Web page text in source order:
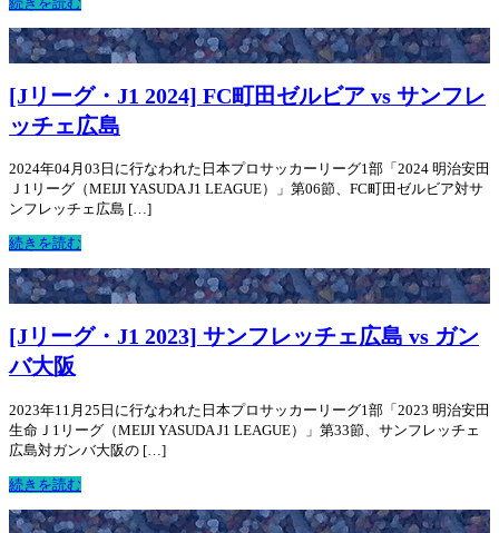
[Jリーグ・J1 2024] FC町田ゼルビア vs サンフレ
ッチェ広島
2024年04月03日に行なわれた日本プロサッカーリーグ1部「2024 明治安田
Ｊ1リーグ（MEIJI YASUDA J1 LEAGUE）」第06節、FC町田ゼルビア対サ
ンフレッチェ広島 […]
続きを読む
[Jリーグ・J1 2023] サンフレッチェ広島 vs ガン
バ大阪
2023年11月25日に行なわれた日本プロサッカーリーグ1部「2023 明治安田
生命Ｊ1リーグ（MEIJI YASUDA J1 LEAGUE）」第33節、サンフレッチェ
広島対ガンバ大阪の […]
続きを読む